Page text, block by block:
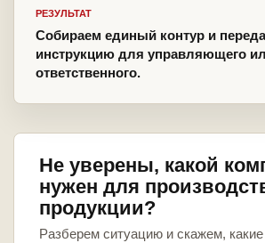
РЕЗУЛЬТАТ
Собираем единый контур и
инструкцию для управляющего
ответственного.
Не уверены, какой
нужен для
продукции?
Разберем ситуацию и скажем,